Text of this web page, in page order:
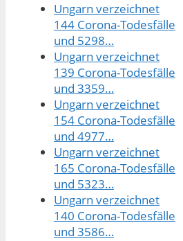
Ungarn verzeichnet
144 Corona-Todesfälle
und 5298…
Ungarn verzeichnet
139 Corona-Todesfälle
und 3359…
Ungarn verzeichnet
154 Corona-Todesfälle
und 4977…
Ungarn verzeichnet
165 Corona-Todesfälle
und 5323…
Ungarn verzeichnet
140 Corona-Todesfälle
und 3586…